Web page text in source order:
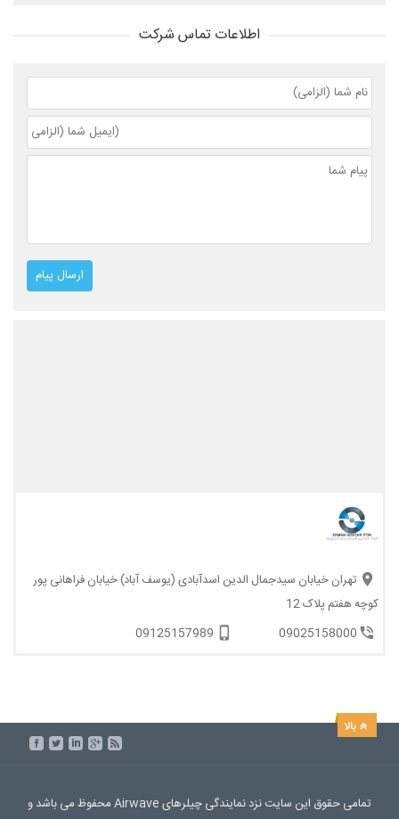
اطلاعات تماس شرکت
تهران خیابان سیدجمال الدین اسدآبادی (یوسف آباد) خیابان فراهانی پور
کوچه هفتم پلاک 12
09025158000
09125157989
تمامی حقوق این سایت نزد نمایندگی چیلرهای Airwave محفوظ می باشد و